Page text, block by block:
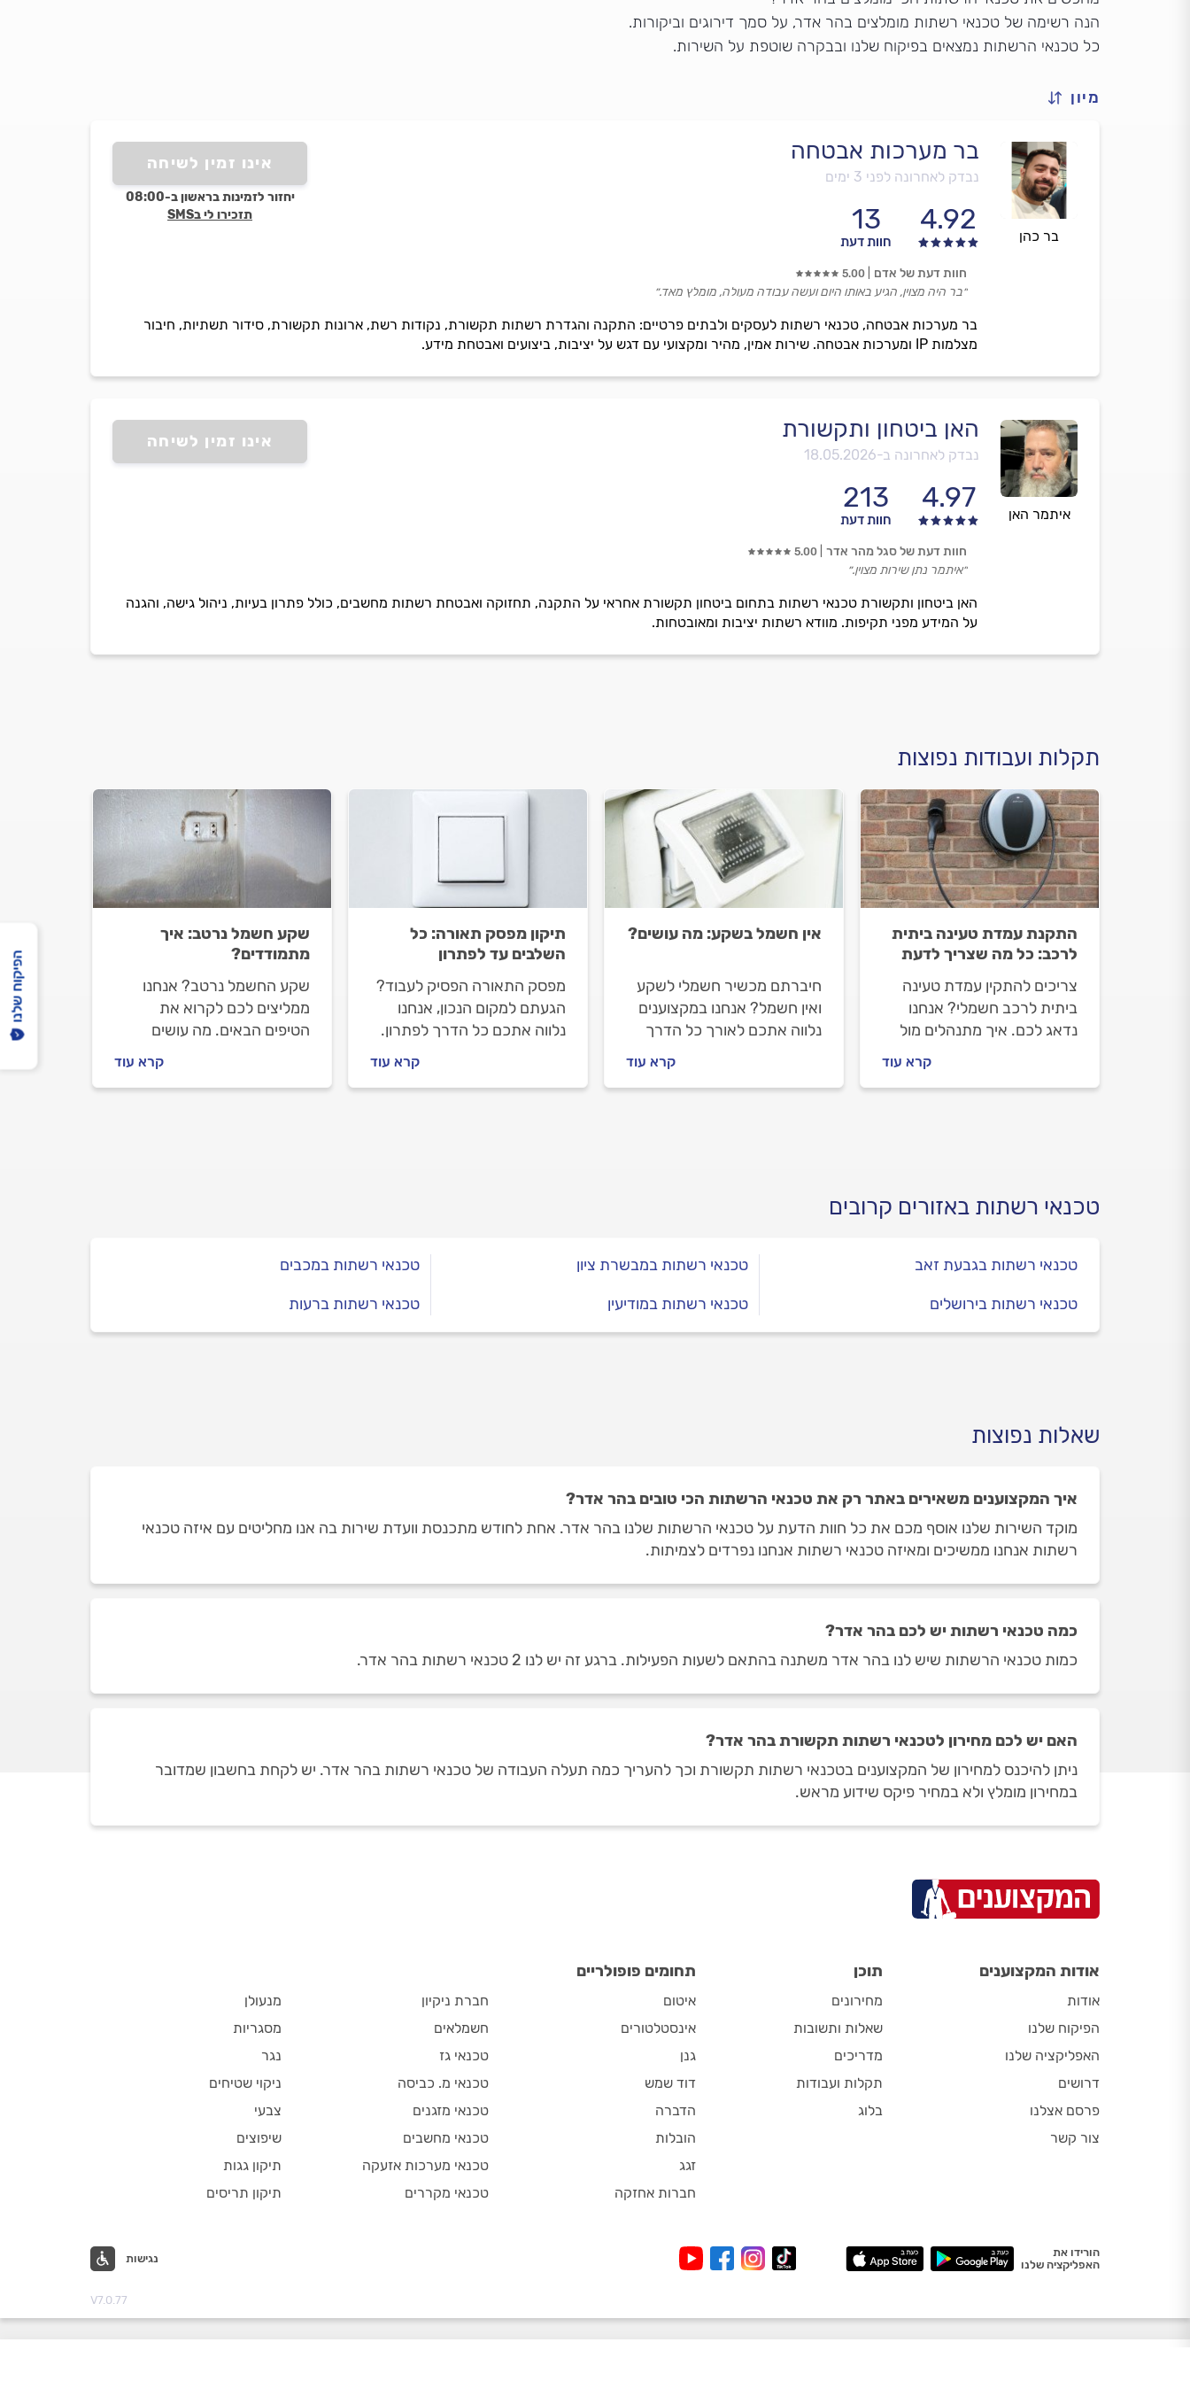
הנה רשימה של טכנאי רשתות מומלצים בהר אדר, על סמך דירוגים וביקורות.
כל טכנאי הרשתות נמצאים בפיקוח שלנו ובבקרה שוטפת על השירות.
מיון
בר כהן
בר מערכות אבטחה
נבדק לאחרונה לפני 3 ימים
4.92
13
חוות דעת
אינו זמין לשיחה
יחזור לזמינות בראשון ב-08:00
תזכירו לי בSMS
בר מערכות אבטחה, טכנאי רשתות לעסקים ולבתים פרטיים: התקנה והגדרת רשתות תקשורת, נקודות רשת, ארונות תקשורת, סידור תשתיות, חיבור
מצלמות IP ומערכות אבטחה. שירות אמין, מהיר ומקצועי עם דגש על יציבות, ביצועים ואבטחת מידע.
חוות דעת של אדם 5.00
״בר היה מצוין, הגיע באותו היום ועשה עבודה מעולה, מומלץ מאד.״
איתמר האן
האן ביטחון ותקשורת
נבדק לאחרונה ב-18.05.2026
4.97
213
חוות דעת
אינו זמין לשיחה
האן ביטחון ותקשורת טכנאי רשתות בתחום ביטחון תקשורת אחראי על התקנה, תחזוקה ואבטחת רשתות מחשבים, כולל פתרון בעיות, ניהול גישה, והגנה
על המידע מפני תקיפות. מוודא רשתות יציבות ומאובטחות.
חוות דעת של סגל מהר אדר 5.00
״איתמר נתן שירות מצוין.״
תקלות ועבודות נפוצות
התקנת עמדת טעינה ביתית
לרכב: כל מה שצריך לדעת
צריכים להתקין עמדת טעינה
ביתית לרכב חשמלי? אנחנו
נדאג לכם. איך מתנהלים מול
חשוב להקפיד וכמה עולה
התקנת עמדת טעינה ביתית
קרא עוד
אין חשמל בשקע: מה עושים?
חיברתם מכשיר חשמלי לשקע
ואין חשמל? אנחנו במקצוענים
נלווה אתכם לאורך כל הדרך
ומה עושים אם השקע החשמלי
לא עובד? מתחילים.
קרא עוד
תיקון מפסק תאורה: כל
השלבים עד לפתרון
מפסק התאורה הפסיק לעבוד?
הגעתם למקום הנכון, אנחנו
נלווה אתכם כל הדרך לפתרון.
חשמלאי, איך מתנהלים מולו
וכמה תעלה לכם החלפת מפסק
קרא עוד
שקע חשמל נרטב: איך
מתמודדים?
שקע החשמל נרטב? אנחנו
ממליצים לכם לקרוא את
הטיפים הבאים. מה עושים
קרא עוד
טכנאי רשתות באזורים קרובים
טכנאי רשתות בגבעת זאב
טכנאי רשתות בירושלים
טכנאי רשתות במבשרת ציון
טכנאי רשתות במודיעין
טכנאי רשתות במכבים
טכנאי רשתות ברעות
שאלות נפוצות
איך המקצוענים משאירים באתר רק את טכנאי הרשתות הכי טובים בהר אדר?
מוקד השירות שלנו אוסף מכם את כל חוות הדעת על טכנאי הרשתות שלנו בהר אדר. אחת לחודש מתכנסת וועדת שירות בה אנו מחליטים עם איזה טכנאי
רשתות אנחנו ממשיכים ומאיזה טכנאי רשתות אנחנו נפרדים לצמיתות.
כמה טכנאי רשתות יש לכם בהר אדר?
כמות טכנאי הרשתות שיש לנו בהר אדר משתנה בהתאם לשעות הפעילות. ברגע זה יש לנו 2 טכנאי רשתות בהר אדר.
האם יש לכם מחירון לטכנאי רשתות תקשורת בהר אדר?
ניתן להיכנס למחירון של המקצוענים בטכנאי רשתות תקשורת וכך להעריך כמה תעלה העבודה של טכנאי רשתות בהר אדר. יש לקחת בחשבון שמדובר
במחירון מומלץ ולא במחיר פיקס שידוע מראש.
הפיקוח שלנו
אודות המקצוענים
אודות
הפיקוח שלנו
האפליקציה שלנו
דרושים
פרסם אצלנו
צור קשר
תוכן
מחירונים
שאלות ותשובות
מדריכים
תקלות ועבודות
בלוג
תחומים פופולריים
איטום
אינסטלטורים
גנן
דוד שמש
הדברה
הובלות
זגג
חברות אחזקה
חברת ניקיון
חשמלאים
טכנאי גז
טכנאי מ. כביסה
טכנאי מזגנים
טכנאי מחשבים
טכנאי מערכות אזעקה
טכנאי מקררים
מנעולן
מסגריות
נגר
ניקוי שטיחים
צבעי
שיפוצים
תיקון גגות
תיקון תריסים
הורידו את
האפליקציה שלנו
נגישות
V7.0.77